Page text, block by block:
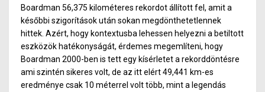
Boardman 56,375 kilométeres rekordot állított fel, amit a
későbbi szigorítások után sokan megdönthetetlennek
hittek. Azért, hogy kontextusba lehessen helyezni a betiltott
eszközök hatékonyságát, érdemes megemlíteni, hogy
Boardman 2000-ben is tett egy kísérletet a rekorddöntésre
ami szintén sikeres volt, de az itt elért 49,441 km-es
eredménye csak 10 méterrel volt több, mint a legendás